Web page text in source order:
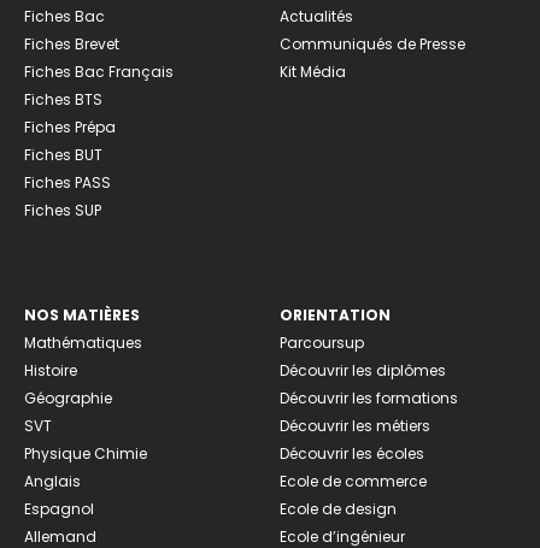
Fiches Bac
Fiches Brevet
Fiches Bac Français
Fiches BTS
Fiches Prépa
Fiches BUT
Fiches PASS
Fiches SUP
Actualités
Communiqués de Presse
Kit Média
NOS MATIÈRES
Mathématiques
Histoire
Géographie
SVT
Physique Chimie
Anglais
Espagnol
Allemand
ORIENTATION
Parcoursup
Découvrir les diplômes
Découvrir les formations
Découvrir les métiers
Découvrir les écoles
Ecole de commerce
Ecole de design
Ecole d’ingénieur